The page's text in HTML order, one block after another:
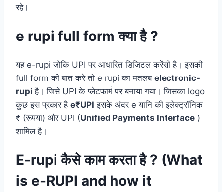
रहे।
e rupi full form क्या है ?
यह e-rupi जोकि UPI पर आधारित डिजिटल करेंसी है। इसकी
full form की बात करे तो e rupi का मतलब electronic-
rupiहै। जिसे UPI के प्लेटफार्म पर बनाया गया। जिसका logo
कुछ इस प्रकार है e₹UPI इसके अंदर e यानि की इलेक्ट्रॉनिक
₹ (रूपया) और UPI (Unified Payments Interface )
शामिल है।
E-rupi कैसे काम करता है ? (What
is e-RUPI and how it